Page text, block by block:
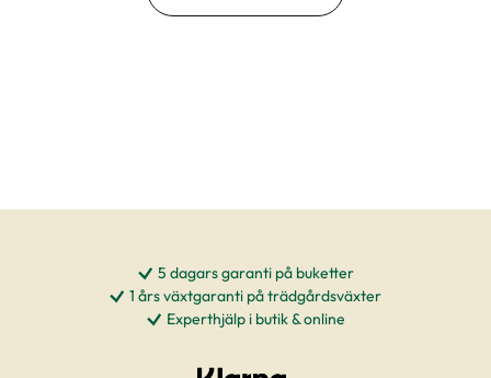
5 dagars garanti på buketter
1 års växtgaranti på trädgårdsväxter
Experthjälp i butik & online